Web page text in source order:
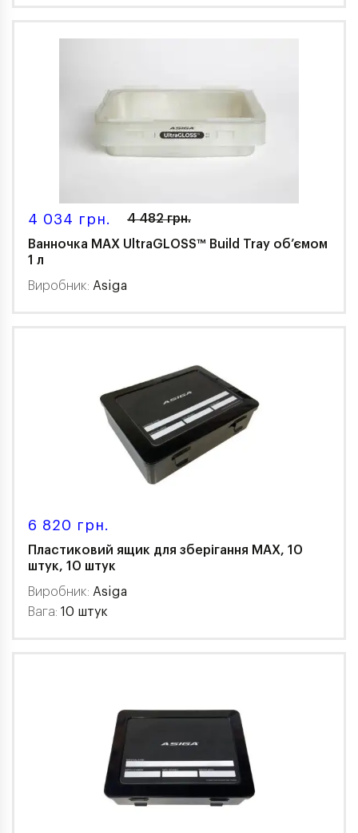
4 034 грн.
4 482 грн.
Ванночка MAX UltraGLOSS™ Build Tray об’ємом
1 л
Виробник: Asiga
6 820 грн.
Пластиковий ящик для зберігання MAX, 10
штук, 10 штук
Виробник: Asiga
Вага: 10 штук